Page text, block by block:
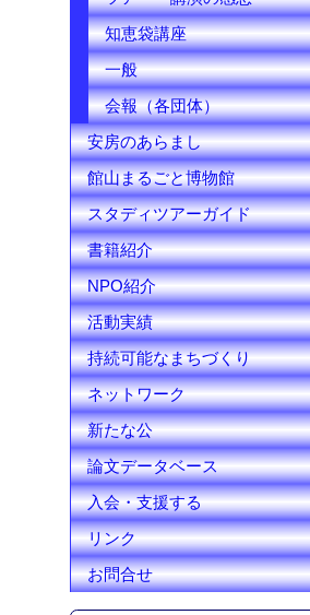
知恵袋講座
一般
会報（各団体）
安房のあらまし
館山まるごと博物館
スタディツアーガイド
書籍紹介
NPO紹介
活動実績
持続可能なまちづくり
ネットワーク
新たな公
論文データベース
入会・支援する
リンク
お問合せ